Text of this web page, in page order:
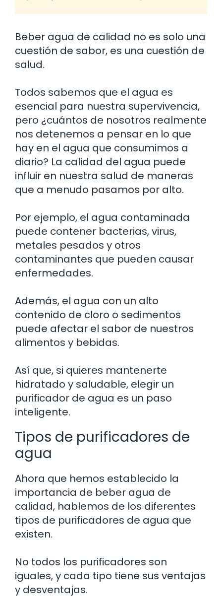
Beber agua de calidad no es solo una
cuestión de sabor, es una cuestión de
salud.
Todos sabemos que el agua es
esencial para nuestra supervivencia,
pero ¿cuántos de nosotros realmente
nos detenemos a pensar en lo que
hay en el agua que consumimos a
diario? La calidad del agua puede
influir en nuestra salud de maneras
que a menudo pasamos por alto.
Por ejemplo, el agua contaminada
puede contener bacterias, virus,
metales pesados y otros
contaminantes que pueden causar
enfermedades.
Además, el agua con un alto
contenido de cloro o sedimentos
puede afectar el sabor de nuestros
alimentos y bebidas.
Así que, si quieres mantenerte
hidratado y saludable, elegir un
purificador de agua es un paso
inteligente.
Tipos de purificadores de
agua
Ahora que hemos establecido la
importancia de beber agua de
calidad, hablemos de los diferentes
tipos de purificadores de agua que
existen.
No todos los purificadores son
iguales, y cada tipo tiene sus ventajas
y desventajas.